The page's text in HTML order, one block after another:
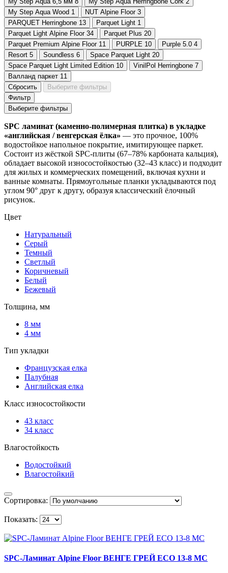
My Step Aqua Wood 1 NUT Alpine Floor 3
PARQUET Herringbone 13 Parquet Light 1
Parquet Light Alpine Floor 34 Parquet Plus 20
Parquet Premium Alpine Floor 11 PURPLE 10 Purple 5.0 4
Resort 5 Soundless 6 Space Parquet Light 20
Space Parquet Light Limited Edition 10 VinilPol Herringbone 7
Валланд паркет 11
Сбросить
Выберите фильтры
Фильтр
Выберите фильтры
SPC ламинат (каменно-полимерная плитка) в укладке
«английская / венгерская ёлка» — это прочное, 100%
водостойкое напольное покрытие, имитирующее паркет.
Состоит из жёсткой SPC-плиты (67–78% карбоната кальция),
обладает высокой износостойкостью (32–43 класс) и подходит
для жилых и коммерческих помещений, включая кухни и
ванные комнаты. Прямоугольные планки укладываются под
углом 90° друг к другу, образуя классический ёлочный
рисунок.
Цвет
Натуральный
Серый
Темный
Светлый
Коричневый
Белый
Бежевый
Толщина, мм
8 мм
4 мм
Тип укладки
Французская елка
Палубная
Английская елка
Класс износостойкости
43 класс
34 класс
Влагостойкость
Водостойкий
Влагостойкий
Сортировка:
Показать:
SPC-Ламинат Alpine Floor ВЕНГЕ ГРЕЙ ЕСО 13-8 MC